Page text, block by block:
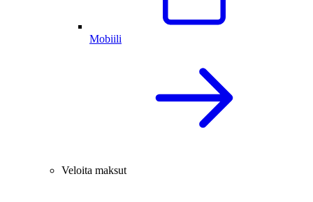
Mobiili
Veloita maksut